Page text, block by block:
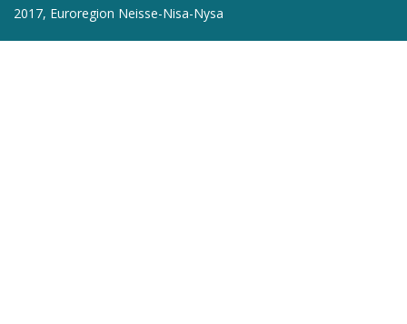
2017, Euroregion Neisse-Nisa-Nysa